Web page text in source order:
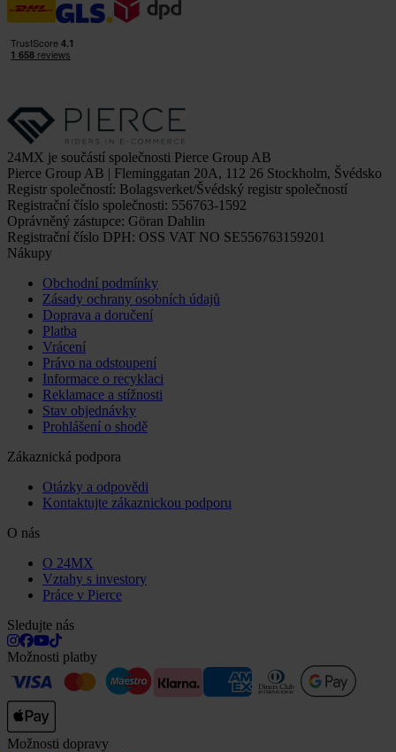
24MX je součástí společnosti Pierce Group AB
Pierce Group AB | Fleminggatan 20A, 112 26 Stockholm, Švédsko
Registr společností: Bolagsverket/Švédský registr společností
Registrační číslo společnosti: 556763-1592
Oprávněný zástupce: Göran Dahlin
Registrační číslo DPH: OSS VAT NO SE556763159201
Nákupy
Obchodní podmínky
Zásady ochrany osobních údajů
Doprava a doručení
Platba
Vrácení
Právo na odstoupení
Informace o recyklaci
Reklamace a stížnosti
Stav objednávky
Prohlášení o shodě
Zákaznická podpora
Otázky a odpovědi
Kontaktujte zákaznickou podporu
O nás
O 24MX
Vztahy s investory
Práce v Pierce
Sledujte nás
Možnosti platby
Možnosti dopravy